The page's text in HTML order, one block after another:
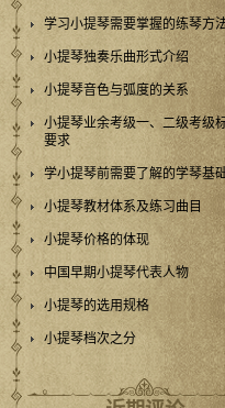
学习小提琴需要掌握的练琴方
小提琴独奏乐曲形式介绍
小提琴音色与弧度的关系
小提琴业余考级一、二级考级
要求
学小提琴前需要了解的学琴基
小提琴教材体系及练习曲目
小提琴价格的体现
中国早期小提琴代表人物
小提琴的选用规格
小提琴档次之分